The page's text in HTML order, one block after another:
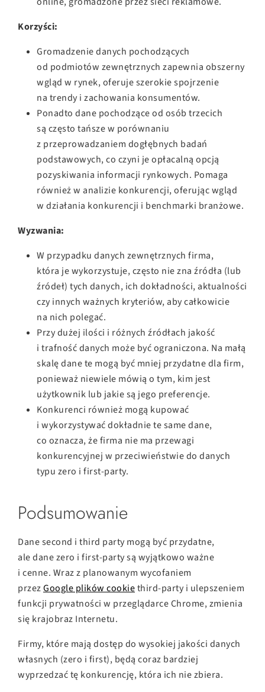
Korzyści:
Gromadzenie danych pochodzących
od podmiotów zewnętrznych zapewnia obszerny
wgląd w rynek, oferuje szerokie spojrzenie
na trendy i zachowania konsumentów.
Ponadto dane pochodzące od osób trzecich
są często tańsze w porównaniu
z przeprowadzaniem dogłębnych badań
podstawowych, co czyni je opłacalną opcją
pozyskiwania informacji rynkowych. Pomaga
również w analizie konkurencji, oferując wgląd
w działania konkurencji i benchmarki branżowe.
Wyzwania:
W przypadku danych zewnętrznych firma,
która je wykorzystuje, często nie zna źródła (lub
źródeł) tych danych, ich dokładności, aktualności
czy innych ważnych kryteriów, aby całkowicie
na nich polegać.
Przy dużej ilości i różnych źródłach jakość
i trafność danych może być ograniczona. Na małą
skalę dane te mogą być mniej przydatne dla firm,
ponieważ niewiele mówią o tym, kim jest
użytkownik lub jakie są jego preferencje.
Konkurenci również mogą kupować
i wykorzystywać dokładnie te same dane,
co oznacza, że firma nie ma przewagi
konkurencyjnej w przeciwieństwie do danych
typu zero i first-party.
Podsumowanie
Dane second i third party mogą być przydatne,
ale dane zero i first-party są wyjątkowo ważne
i cenne. Wraz z planowanym wycofaniem
przezGoogle plików cookiethird-party i ulepszeniem
funkcji prywatności w przeglądarce Chrome, zmienia
się krajobraz Internetu.
Firmy, które mają dostęp do wysokiej jakości danych
własnych (zero i first), będą coraz bardziej
wyprzedzać tę konkurencję, która ich nie zbiera.